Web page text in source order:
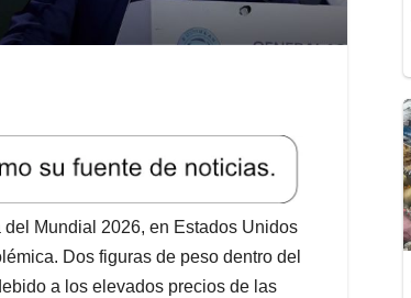
Mundial 2026, en Estados Unidos
Dos figuras de peso dentro del
a los elevados precios de las